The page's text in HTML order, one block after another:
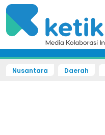
Nusantara Daerah